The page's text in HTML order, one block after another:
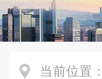
当前位置：